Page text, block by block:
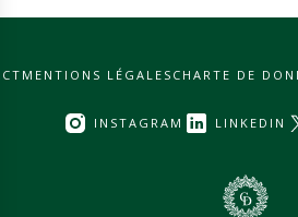
MENTIONS LÉGALES CHARTE DE
INSTAGRAM LINKEDIN